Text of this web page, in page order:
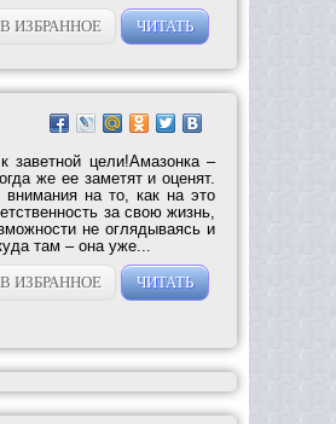
В ИЗБРАННОЕ ЧИТАТЬ
цели!Амазонка –
же ее заметят и оценят.
на то, как на это
за свою жизнь,
не оглядываясь и
там – она уже...
В ИЗБРАННОЕ ЧИТАТЬ